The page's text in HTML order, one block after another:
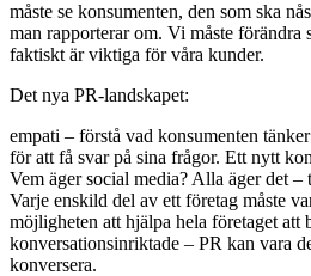
måste se konsumenten, den som ska
man rapporterar om. Vi måste förändra
faktiskt är viktiga för våra kunder.
Det nya PR-landskapet:
empati – förstå vad konsumenten
för att få svar på sina frågor. Ett nytt
Vem äger social media? Alla äger det –
Varje enskild del av ett företag måste
möjligheten att hjälpa hela företaget att
konversationsinriktade – PR kan vara
konversera.